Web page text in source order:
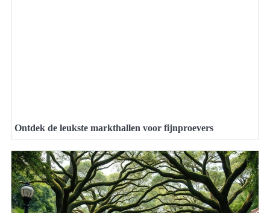
Ontdek de leukste markthallen voor fijnproevers